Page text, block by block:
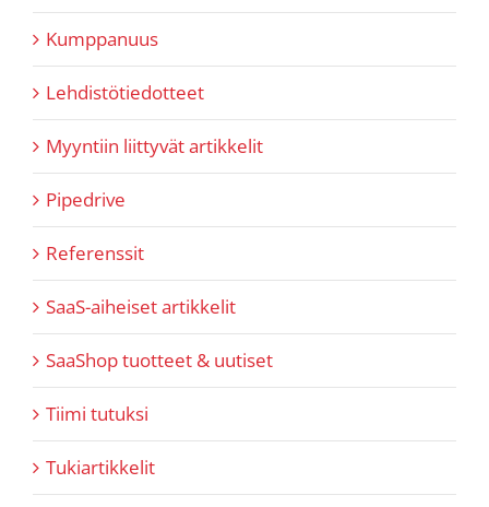
Kumppanuus
Lehdistötiedotteet
Myyntiin liittyvät artikkelit
Pipedrive
Referenssit
SaaS-aiheiset artikkelit
SaaShop tuotteet & uutiset
Tiimi tutuksi
Tukiartikkelit